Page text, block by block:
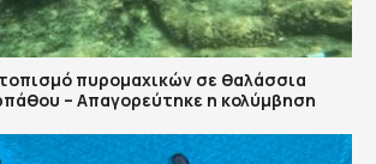
πυρομαχικών σε θαλάσσια
– Απαγορεύτηκε η κολύμβηση